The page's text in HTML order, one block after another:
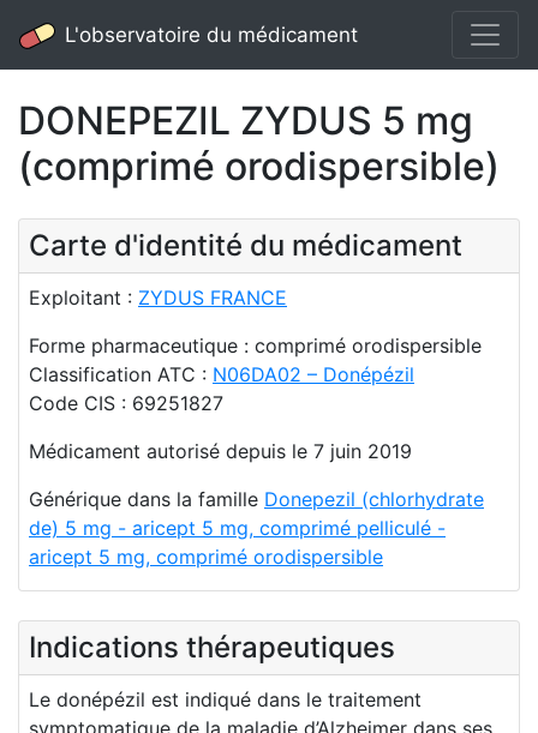
L'observatoire du médicament
DONEPEZIL ZYDUS 5 mg
(comprimé orodispersible)
Carte d'identité du médicament
Exploitant : ZYDUS FRANCE
Forme pharmaceutique : comprimé orodispersible
Classification ATC : N06DA02 – Donépézil
Code CIS : 69251827
Médicament autorisé depuis le 7 juin 2019
Générique dans la famille Donepezil (chlorhydrate
de) 5 mg - aricept 5 mg, comprimé pelliculé -
aricept 5 mg, comprimé orodispersible
Indications thérapeutiques
Le donépézil est indiqué dans le traitement
symptomatique de la maladie d’Alzheimer dans ses